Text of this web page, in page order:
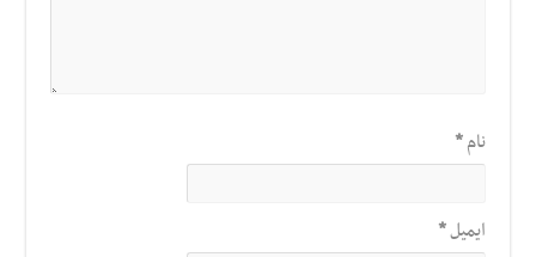
نام*
ایمیل*